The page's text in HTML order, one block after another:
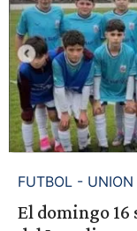
FUTBOL - UNION
El domingo 16